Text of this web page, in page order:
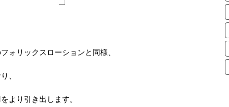
ォリックスローションと同様、
、
より引き出します。